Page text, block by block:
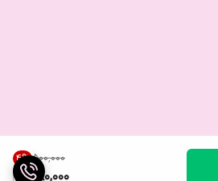
۵۰۰٬۰۰۰ 4%
480,000